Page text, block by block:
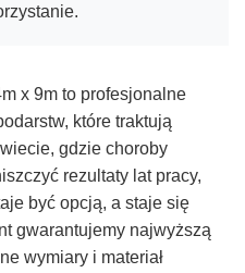
x 9m to profesjonalne
które traktują
gdzie choroby
rezultaty lat pracy,
być opcją, a staje się
gwarantujemy najwyższą
wymiary i materiał